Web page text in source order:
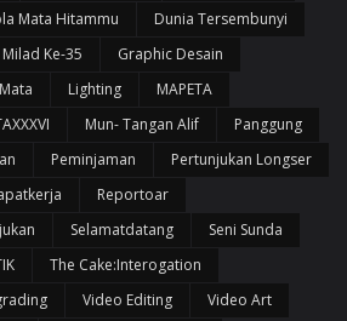
Mata Hitammu
Dunia Tersembunyi
Ke-35
Graphic Desain
Lighting
MAPETA
Mun- Tangan Alif
Panggung
Peminjaman
Pertunjukan Longser
Reportoar
Selamatdatang
Seni Sunda
The Cake:Interogation
Video Editing
Video Art